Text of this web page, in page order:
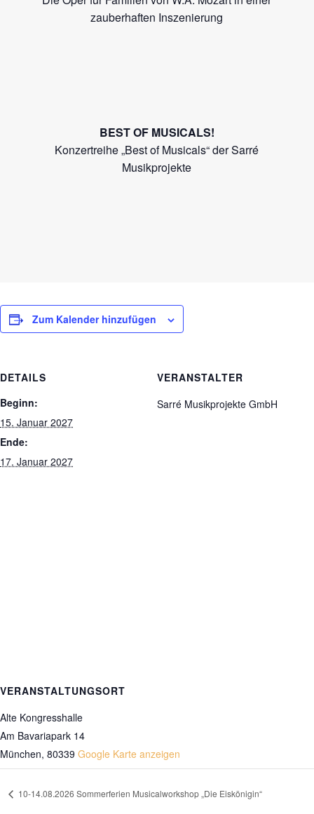
zauberhaften Inszenierung
BEST OF MUSICALS!
Konzertreihe „Best of Musicals“ der Sarré
Musikprojekte
Zum Kalender hinzufügen
DETAILS
Beginn:
15. Januar 2027
Ende:
17. Januar 2027
VERANSTALTER
Sarré Musikprojekte GmbH
VERANSTALTUNGSORT
Alte Kongresshalle
Am Bavariapark 14
München, 80339 Google Karte anzeigen
10-14.08.2026 Sommerferien Musicalworkshop „Die Eiskönigin“